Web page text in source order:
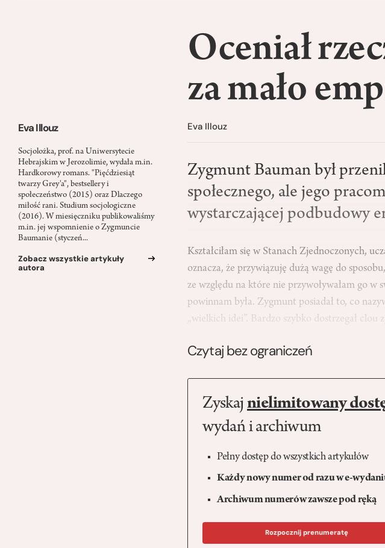
Eva Illouz
Socjolożka, prof. na Uniwersytecie
Hebrajskim w Jerozolimie, wydała m.in.
Hardkorowy romans. "Pięćdziesiąt
twarzy Grey'a", bestsellery i
społeczeństwo (2015) oraz Dlaczego
miłość rani. Studium socjologiczne
(2016). W miesięczniku publikowaliśmy
m.in. jej wspomnienie o Zygmuncie
Baumanie (styczeń...
Zobacz wszystkie artykuły
autora
Oceniał
za mało
Eva Illouz
Zygmunt Bauman był
społecznego, ale jego
wystarczającej podbudowy
Kształciłam się w Stanach Zjednoczonych,
oznacza, że przywiązuję dużą wagę do
ze względu na które nie przywoływałam go w
powinnam była. Zygmunt posiadał to, co
„wielkich idei”. Bardzo szybko dostrzegał clou
Czytaj bez ograniczeń
Zyskaj nielimitowany
wydań i archiwum
Pełny dostęp do wszystkich artykułów
Każdy nowy numer od razu w e-
Archiwum numerów zawsze pod ręką
Rozpocznij prenumeratę